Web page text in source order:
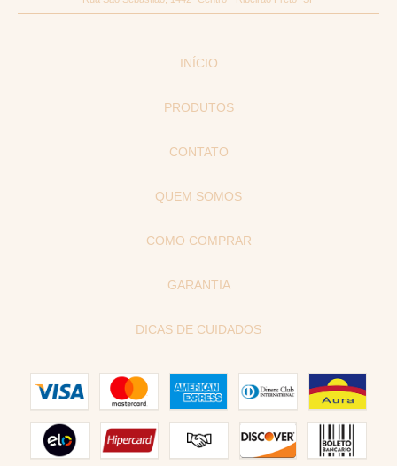
INÍCIO
PRODUTOS
CONTATO
QUEM SOMOS
COMO COMPRAR
GARANTIA
DICAS DE CUIDADOS